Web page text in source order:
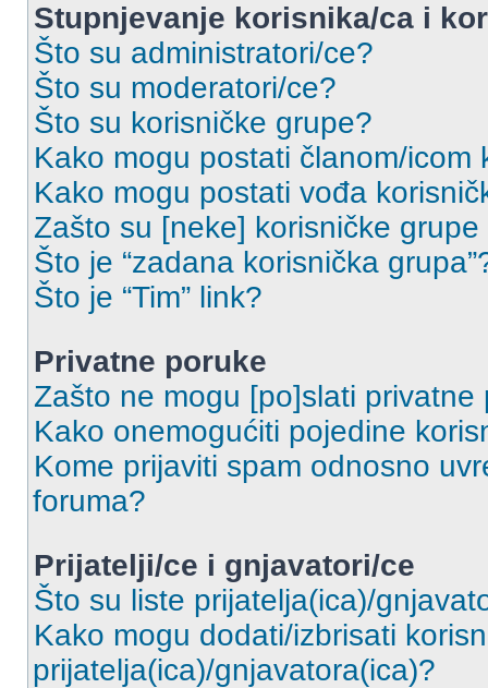
Stupnjevanje korisnika/ca i
Što su administratori/ce?
Što su moderatori/ce?
Što su korisničke grupe?
Kako mogu postati članom/icom
Kako mogu postati vođa
Zašto su [neke] korisničke
Što je “zadana korisnička
Što je “Tim” link?
Privatne poruke
Zašto ne mogu [po]slati privatne
Kako onemogućiti pojedine
Kome prijaviti spam odnosno
foruma?
Prijatelji/ce i gnjavatori/ce
Što su liste prijatelja(ica)/
Kako mogu dodati/izbrisati
prijatelja(ica)/gnjavatora(ica)?